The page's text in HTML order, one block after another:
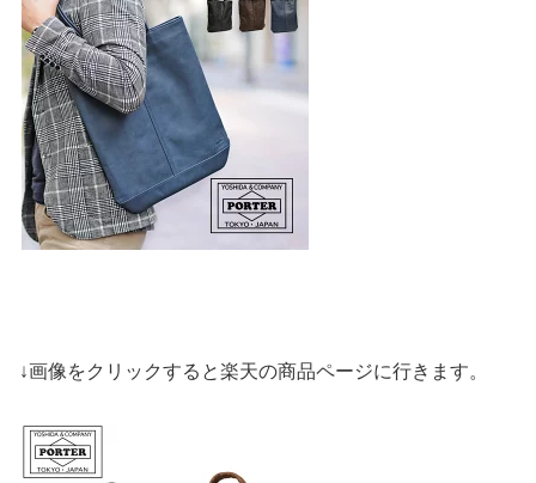
↓画像をクリックすると楽天の商品ページに行きます。